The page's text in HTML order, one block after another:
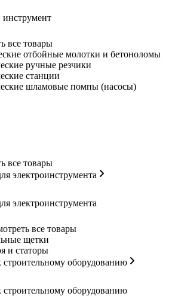
инструмент
все товары
отбойные молотки и бетоноломы
ручные резчики
станции
шламовые помпы (насосы)
все товары
электроинструмента
электроинструмента
все товары
щетки
и статоры
строительному оборудованию
строительному оборудованию